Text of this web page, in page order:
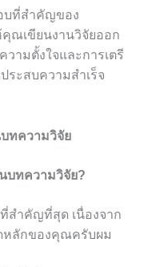
บที่สำคัญของ
ณเขียนงานวิจัยออก
ามตั้งใจและการเตรี
ระสบความสำเร็จ
ทความวิจัย
บทความวิจัย?
สำคัญที่สุด เนื่องจาก
หลักของคุณครับผม